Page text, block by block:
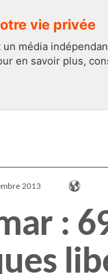
vie privée
média
en savoir plus,
2013
: